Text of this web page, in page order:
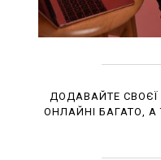
ДОДАВАЙТЕ СВОЄЇ
ОНЛАЙНІ БАГАТО, А